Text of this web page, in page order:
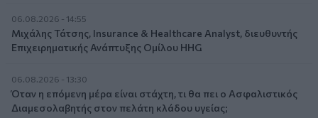
06.08.2026 - 14:55
Μιχάλης Τάτσης, Insurance & Healthcare Analyst, διευθυντής
Επιχειρηματικής Ανάπτυξης Ομίλου HHG
06.08.2026 - 13:30
Όταν η επόμενη μέρα είναι στάχτη, τι θα πει ο Ασφαλιστικός
Διαμεσολαβητής στον πελάτη κλάδου υγείας;